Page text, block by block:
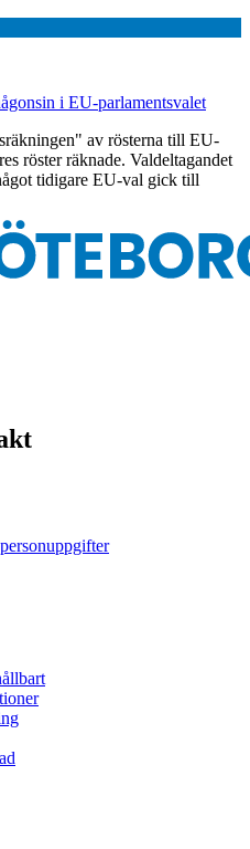
i EU-parlamentsvalet
av rösterna till EU-
röster räknade. Valdeltagandet
tidigare EU-val gick till